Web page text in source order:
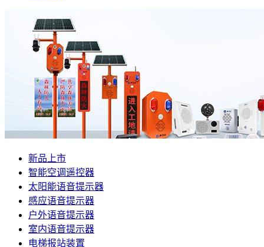
新品上市
智能空调遥控器
太阳能语音提示器
感应语音提示器
户外语音提示器
室内语音提示器
电梯报站装置